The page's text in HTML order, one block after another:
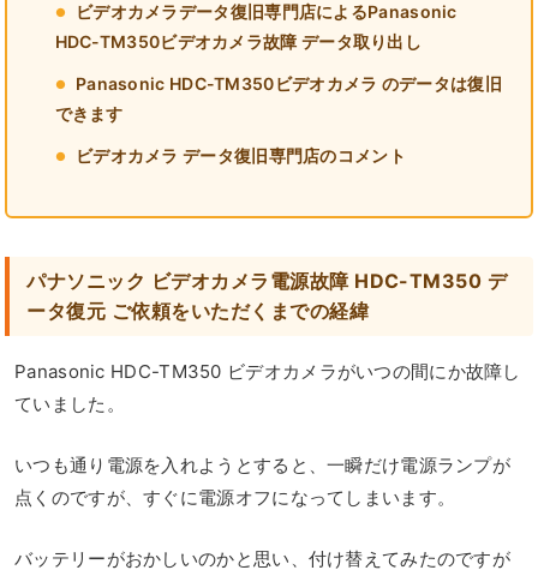
ビデオカメラデータ復旧専門店によるPanasonic
HDC-TM350ビデオカメラ故障 データ取り出し
Panasonic HDC-TM350ビデオカメラ のデータは復旧
できます
ビデオカメラ データ復旧専門店のコメント
パナソニック ビデオカメラ電源故障 HDC-TM350 デ
ータ復元 ご依頼をいただくまでの経緯
Panasonic HDC-TM350 ビデオカメラがいつの間にか故障し
ていました。
いつも通り電源を入れようとすると、一瞬だけ電源ランプが
点くのですが、すぐに電源オフになってしまいます。
バッテリーがおかしいのかと思い、付け替えてみたのですが